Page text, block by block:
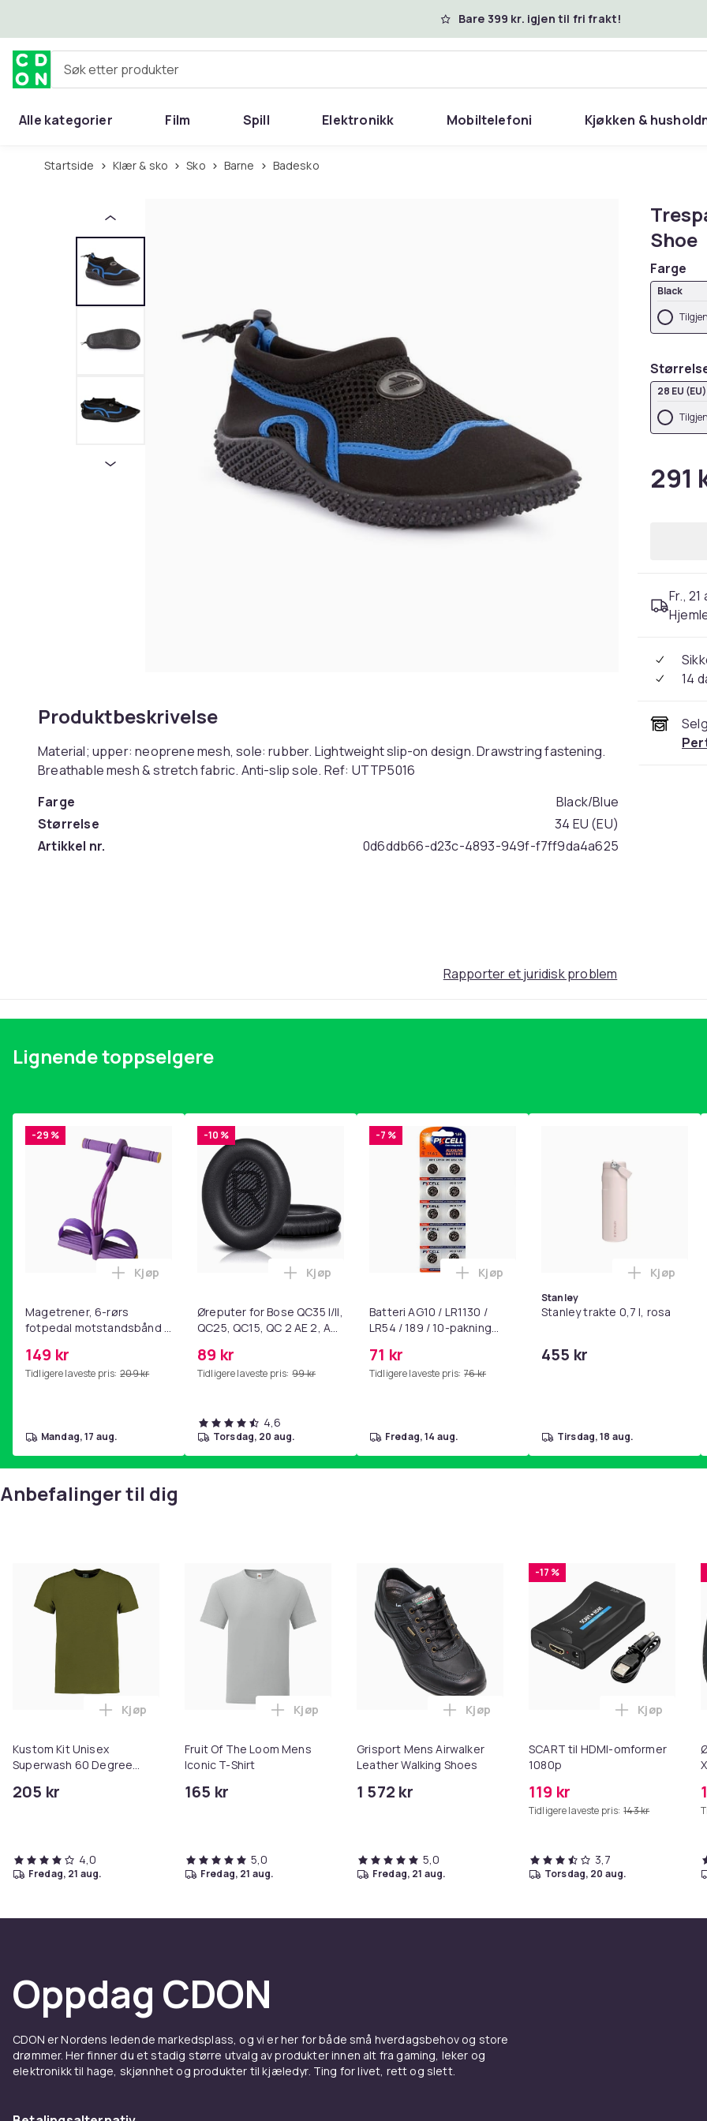
Bare 399 kr. igjen til fri frakt!
Søk etter produkter
Alle kategorier Film Spill Elektronikk Mobiltelefoni Kjøkken &
Startside Klær & sko Sko Barne Badesko
Produktbeskrivelse
Material; upper: neoprene mesh, sole: rubber. Lightweight slip-on design. Drawstring fastening.
Breathable mesh & stretch fabric. Anti-slip sole. Ref: UTTP5016
Farge
Black/Blue
Størrelse
34 EU (EU)
Artikkel nr.
0d6ddb66-d23c-4893-949f-f7ff9da4a625
Shoe
Farge
Black
28 EU (EU)
291
Fr., 21
14
Rapporter et juridisk problem
Lignende toppselgere
-29 %
Magetrener, 6-rørs
fotpedal motstandsbånd -
yoga og
hjemmegymnastikk Purple
149 kr
Tidligere laveste pris: 209 kr
Legg Magetrener, 6-rørs fotpedal motstandsbånd - mage- og kjernetrening, yoga og
Kjøp
mandag, 17 aug.
-10 %
Øreputer for Bose QC35 I/II,
QC25, QC15, QC 2 AE 2, AE
SoundLink Black
89 kr
Tidligere laveste pris: 99 kr
Legg Øreputer for Bose QC35 I/II, QC25, QC15, QC 2 AE 2, AE 2i, AE 2w,
Kjøp
4,6
torsdag, 20 aug.
-7 %
Batteri AG10 / LR1130 /
LR54 / 189 / 10-pakning
71 kr
Tidligere laveste pris: 76 kr
Legg Batteri AG10 / LR1130 / LR54 / 189
Kjøp
fredag, 14 aug.
Stanley
Stanley trakte 0,7 l, rosa
455 kr
Legg
Kjøp
tirsdag, 18 aug.
Anbefalinger til dig
Kustom Kit Unisex
Superwash 60 Degree
205 kr
Legg Kustom Kit Unisex Superwash 60 Degree Tshirt i handlekurven
Kjøp
4,0
fredag, 21 aug.
Fruit Of The Loom Mens
Iconic T-Shirt
165 kr
Legg Fruit Of The Loom Mens Iconic T-Shirt i handlekurven
Kjøp
5,0
fredag, 21 aug.
Grisport Mens Airwalker
Leather Walking Shoes
1 572 kr
Legg Grisport Mens Airwalker Leather
Kjøp
5,0
fredag, 21 aug.
-17 %
SCART til HDMI-omformer
1080p
119 kr
Tidligere laveste pris: 143 kr
Legg
Kjøp
3,7
torsdag, 20 aug.
Oppdag CDON
CDON er Nordens ledende markedsplass, og vi er her for både små hverdagsbehov og store
drømmer. Her finner du et stadig større utvalg av produkter innen alt fra gaming, leker og
elektronikk til hage, skjønnhet og produkter til kjæledyr. Ting for livet, rett og slett.